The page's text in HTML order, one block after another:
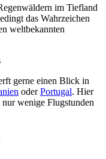
im Tiefland
das Wahrzeichen
weltbekannten
gerne einen Blick in
oderPortugal. Hier
wenige Flugstunden